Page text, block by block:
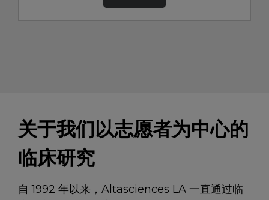
关于我们以志愿者为中心的
临床研究
自 1992 年以来，Altasciences LA 一直通过临